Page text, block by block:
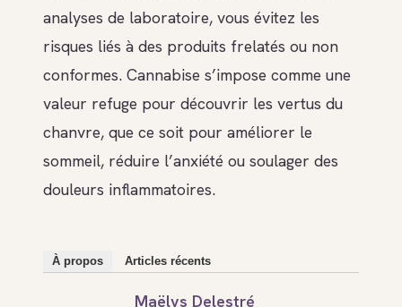
analyses de laboratoire, vous évitez les
risques liés à des produits frelatés ou non
conformes. Cannabise s’impose comme une
valeur refuge pour découvrir les vertus du
chanvre, que ce soit pour améliorer le
sommeil, réduire l’anxiété ou soulager des
douleurs inflammatoires.
À propos Articles récents
Maëlys Delestré